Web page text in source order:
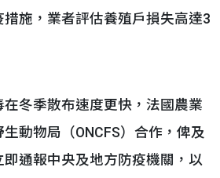
施，業者評估養殖戶損失高達3
冬季散布速度更快，法國農業
動物局（ONCFS）合作，俾及
通報中央及地方防疫機關，以